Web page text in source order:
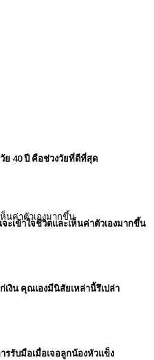
ย 40 ปี คือช่วงวัยที่ดีที่สุด
ะเข้าใจชีวิตและเห็นค่าตัวเองมากขึ้น
เงิน คุณเองมีนิสัยเหล่านี้รึเปล่า
รรับมือเมื่อเจอลูกน้องหัวแข็ง